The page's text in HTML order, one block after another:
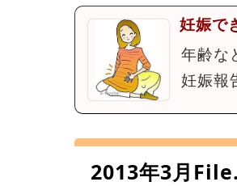
妊娠で
年齢な
妊娠報
2013年3月